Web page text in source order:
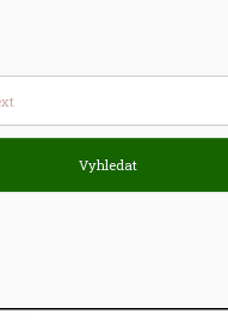
Vyhledat